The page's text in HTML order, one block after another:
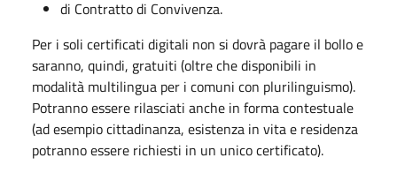
di Contratto di Convivenza.
Per i soli certificati digitali non si dovrà pagare il bollo e
saranno, quindi, gratuiti (oltre che disponibili in
modalità multilingua per i comuni con plurilinguismo).
Potranno essere rilasciati anche in forma contestuale
(ad esempio cittadinanza, esistenza in vita e residenza
potranno essere richiesti in un unico certificato).